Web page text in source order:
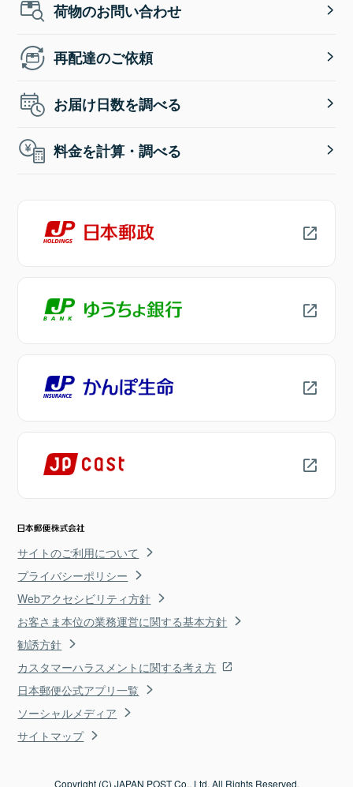
荷物のお問い合わせ
再配達のご依頼
お届け日数を調べる
料金を計算・調べる
サイトのご利用について
プライバシーポリシー
Webアクセシビリティ方針
お客さま本位の業務運営に関する基本方針
勧誘方針
カスタマーハラスメントに関する考え方
日本郵便公式アプリ一覧
ソーシャルメディア
サイトマップ
Copyright (C) JAPAN POST Co., Ltd. All Rights Reserved.